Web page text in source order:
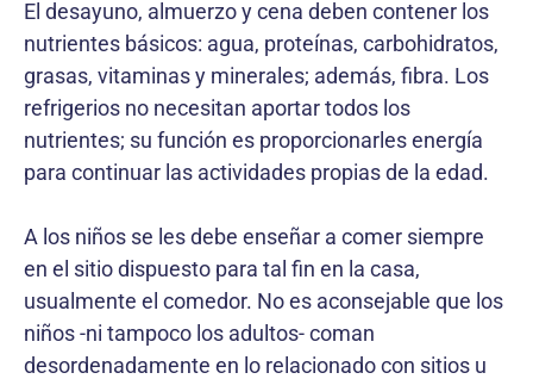
El desayuno, almuerzo y cena deben contener los
nutrientes básicos: agua, proteínas, carbohidratos,
grasas, vitaminas y minerales; además, fibra. Los
refrigerios no necesitan aportar todos los
nutrientes; su función es proporcionarles energía
para continuar las actividades propias de la edad.
A los niños se les debe enseñar a comer siempre
en el sitio dispuesto para tal fin en la casa,
usualmente el comedor. No es aconsejable que los
niños -ni tampoco los adultos- coman
desordenadamente en lo relacionado con sitios u